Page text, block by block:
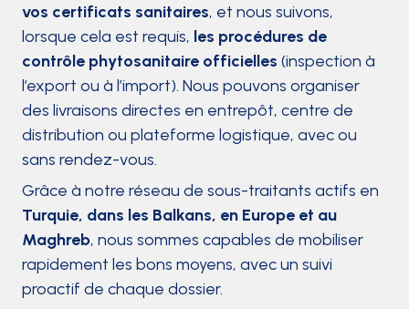
vos certificats sanitaires, et nous suivons,
lorsque cela est requis, les procédures de
contrôle phytosanitaire officielles (inspection à
l’export ou à l’import). Nous pouvons organiser
des livraisons directes en entrepôt, centre de
distribution ou plateforme logistique, avec ou
sans rendez-vous.
Grâce à notre réseau de sous-traitants actifs en
Turquie, dans les Balkans, en Europe et au
Maghreb, nous sommes capables de mobiliser
rapidement les bons moyens, avec un suivi
proactif de chaque dossier.